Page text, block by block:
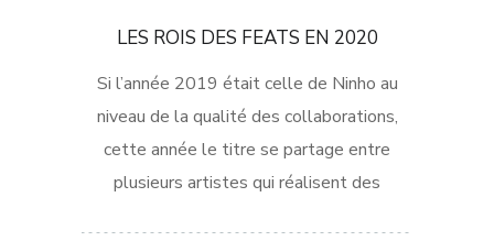
LES ROIS DES FEATS EN 2020
Si l’année 2019 était celle de Ninho au
niveau de la qualité des collaborations,
cette année le titre se partage entre
plusieurs artistes qui réalisent des